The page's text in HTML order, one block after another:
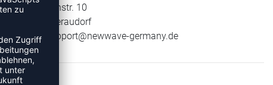
Geigelsteinstr. 10
83080 Oberaudorf
E-Mail:
support@newwave-germany.de